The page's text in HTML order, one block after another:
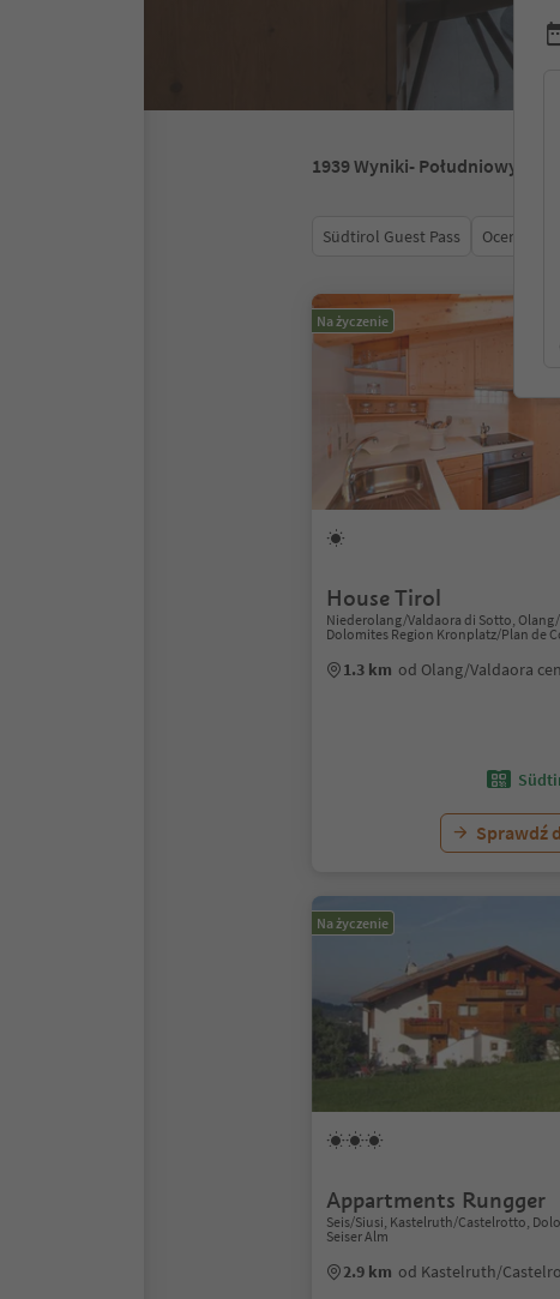
1939Wyniki- Południowy Tyrol
Südtirol Guest Pass Ocena
Na życzenie
House Tirol
Niederolang/Valdaora di Sotto,
Dolomites Region Kronplatz/Plan de
1.3 km od Olang/Valdaora
Sprawdź
Na życzenie
Appartments Rungger
Seis/Siusi, Kastelruth/Castelrotto,
Seiser Alm
2.9 km od Kastelruth/